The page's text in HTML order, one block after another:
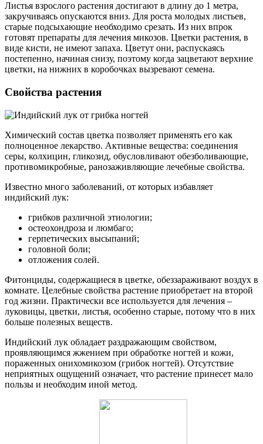
Листья взрослого растения достигают в длину до 1 метра,
закручиваясь опускаются вниз. Для роста молодых листьев,
старые подсыхающие необходимо срезать. Из них впрок
готовят препараты для лечения микозов. Цветки растения, в
виде кисти, не имеют запаха. Цветут они, распускаясь
постепенно, начиная снизу, поэтому когда зацветают верхние
цветки, на нижних в коробочках вызревают семена.
Свойства растения
Химический состав цветка позволяет применять его как
полноценное лекарство. Активные вещества: соединения
серы, колхицин, гликозид, обусловливают обезболивающие,
противомикробные, ранозаживляющие лечебные свойства.
Известно много заболеваний, от которых избавляет
индийский лук:
грибков различной этиологии;
остеохондроза и люмбаго;
герпетических высыпаний;
головной боли;
отложения солей.
Фитонциды, содержащиеся в цветке, обеззараживают воздух в
комнате. Целебные свойства растение приобретает на второй
год жизни. Практически все используется для лечения –
луковицы, цветки, листья, особенно старые, потому что в них
больше полезных веществ.
Индийский лук обладает раздражающим свойством,
проявляющимся жжением при обработке ногтей и кожи,
пораженных онихомикозом (грибок ногтей). Отсутствие
неприятных ощущений означает, что растение принесет мало
пользы и необходим иной метод.